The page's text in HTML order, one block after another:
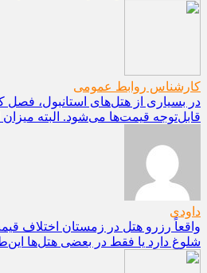
کارشناس روابط عمومی
در بسیاری از هتل‌های استانبول،
قابل‌توجه قیمت‌ها می‌شود. البته میزان
داودی
واقعاً رزرو هتل در زمستان اختلاف
شلوغ دارد یا فقط در بعضی هتل‌ها